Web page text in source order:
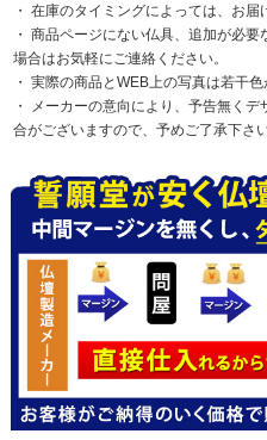
在庫のタイミングによっては、お届
商品ページにない仏具、追加が必
場合はお気軽にご連絡ください。
実際の商品とWEB上の写真は若干色
メーカーの意向により、予告無く
合がございますので、予めご了承下さい